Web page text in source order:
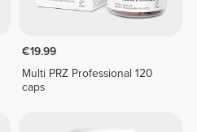
€19.99
Multi PRZ Professional 120
caps